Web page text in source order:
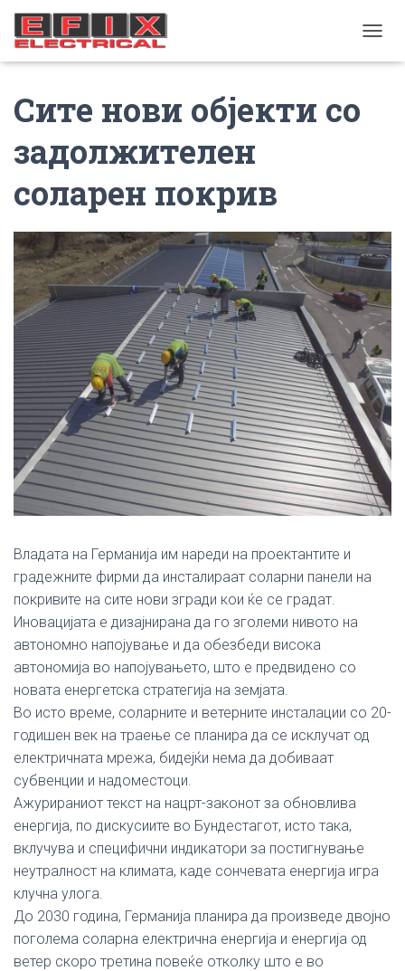
Сите нови објекти со
задолжителен
соларен покрив
Владата на Германија им нареди на проектантите и
градежните фирми да инсталираат соларни панели на
покривите на сите нови згради кои ќе се градат.
Иновацијата е дизајнирана да го зголеми нивото на
автономно напојување и да обезбеди висока
автономија во напојувањето, што е предвидено со
новата енергетска стратегија на земјата.
Во исто време, соларните и ветерните инсталации со 20-
годишен век на траење се планира да се исклучат од
електричната мрежа, бидејќи нема да добиваат
субвенции и надоместоци.
Ажурираниот текст на нацрт-законот за обновлива
енергија, по дискусиите во Бундестагот, исто така,
вклучува и специфични индикатори за постигнување
неутралност на климата, каде сончевата енергија игра
клучна улога.
До 2030 година, Германија планира да произведе двојно
поголема соларна електрична енергија и енергија од
ветер скоро третина повеќе отколку што е во